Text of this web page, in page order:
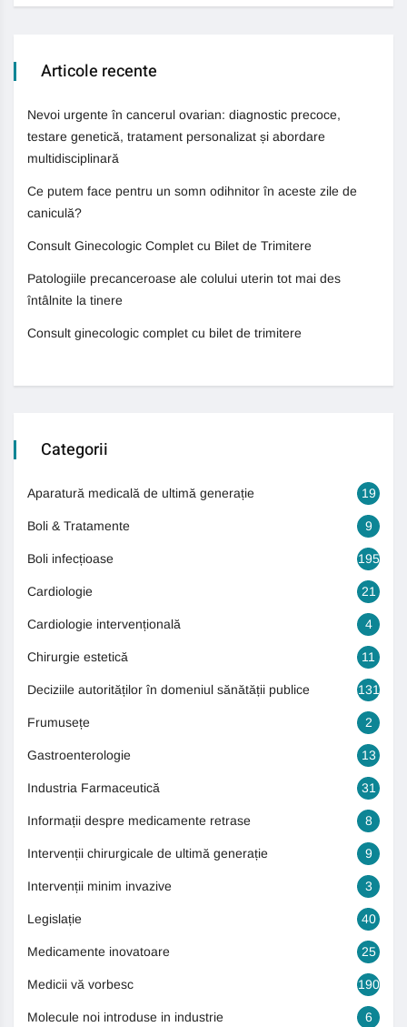
Articole recente
Nevoi urgente în cancerul ovarian: diagnostic precoce,
testare genetică, tratament personalizat și abordare
multidisciplinară
Ce putem face pentru un somn odihnitor în aceste zile de
caniculă?
Consult Ginecologic Complet cu Bilet de Trimitere
Patologiile precanceroase ale colului uterin tot mai des
întâlnite la tinere
Consult ginecologic complet cu bilet de trimitere
Categorii
Aparatură medicală de ultimă generație 19
Boli & Tratamente 9
Boli infecțioase 195
Cardiologie 21
Cardiologie intervențională 4
Chirurgie estetică 11
Deciziile autorităților în domeniul sănătății publice 131
Frumusețe 2
Gastroenterologie 13
Industria Farmaceutică 31
Informații despre medicamente retrase 8
Intervenții chirurgicale de ultimă generație 9
Intervenții minim invazive 3
Legislație 40
Medicamente inovatoare 25
Medicii vă vorbesc 190
Molecule noi introduse in industrie 6